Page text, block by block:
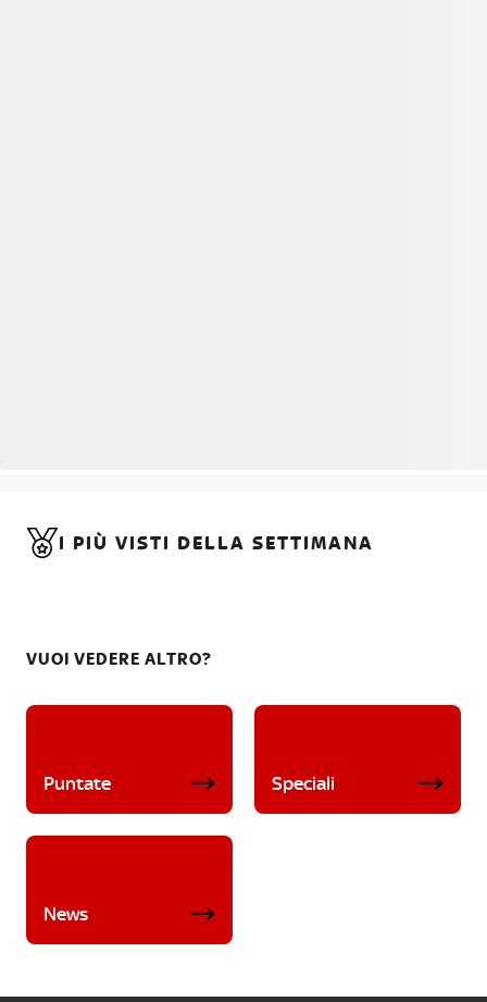
I PIÙ VISTI DELLA SETTIMANA
VUOI VEDERE ALTRO?
Puntate Speciali
News